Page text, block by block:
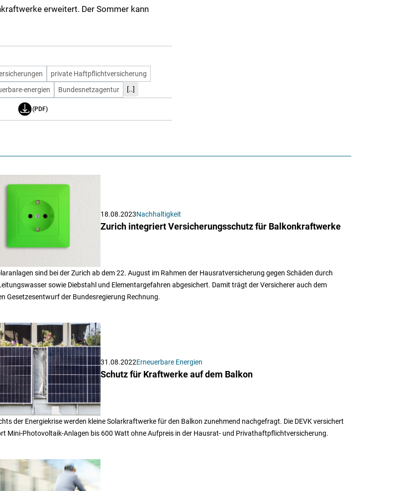
erweitert. Der Sommer kann
private Haftpflichtversicherung
energien Bundesnetzagentur [..]
(PDF)
18.08.2023Nachhaltigkeit
Zurich integriert Versicherungsschutz für Balkonkraftwerke
sind bei der Zurich ab dem 22. August im Rahmen der Hausratversicherung gegen Schäden durch
sowie Diebstahl und Elementargefahren abgesichert. Damit trägt der Versicherer auch dem
Gesetzesentwurf der Bundesregierung Rechnung.
31.08.2022Erneuerbare Energien
Schutz für Kraftwerke auf dem Balkon
der Energiekrise werden kleine Solarkraftwerke für den Balkon zunehmend nachgefragt. Die DEVK versichert
Mini-Photovoltaik-Anlagen bis 600 Watt ohne Aufpreis in der Hausrat- und Privathaftpflichtversicherung.